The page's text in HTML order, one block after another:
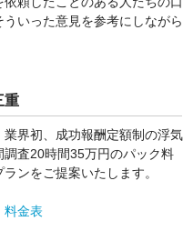
いった意見を参考にしながら
重
界初、成功報酬定額制の浮気
査20時間35万円のパック料
ンをご提案いたします。
金表